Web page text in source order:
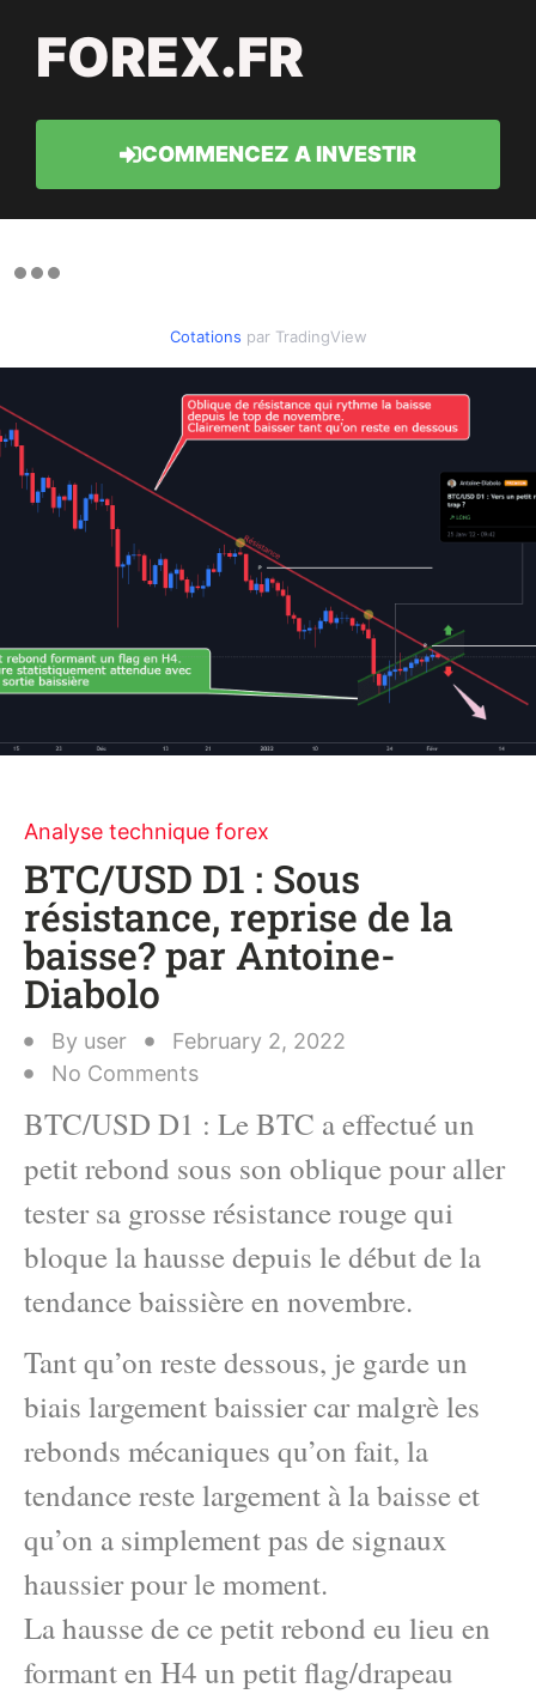
FOREX.FR
COMMENCEZ A INVESTIR
Cotations par TradingView
Analyse technique forex
BTC/USD D1 : Sous
résistance, reprise de la
baisse? par Antoine-
Diabolo
By user
February 2, 2022
No Comments
BTC/USD D1 : Le BTC a effectué un
petit rebond sous son oblique pour aller
tester sa grosse résistance rouge qui
bloque la hausse depuis le début de la
tendance baissière en novembre.
Tant qu’on reste dessous, je garde un
biais largement baissier car malgrè les
rebonds mécaniques qu’on fait, la
tendance reste largement à la baisse et
qu’on a simplement pas de signaux
haussier pour le moment.
La hausse de ce petit rebond eu lieu en
formant en H4 un petit flag/drapeau